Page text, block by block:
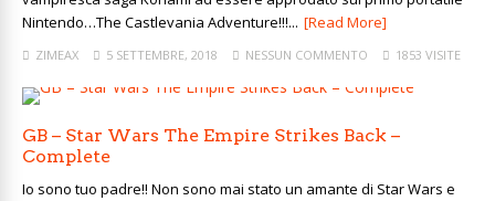
Nintendo…The Castlevania Adventure!!!... [Read More]
ZIMEAX 5 SETTEMBRE, 2018 NESSUN COMMENTO 1853 VISITE
GB – Star Wars The Empire Strikes Back –
Complete
Io sono tuo padre!! Non sono mai stato un amante di Star Wars e